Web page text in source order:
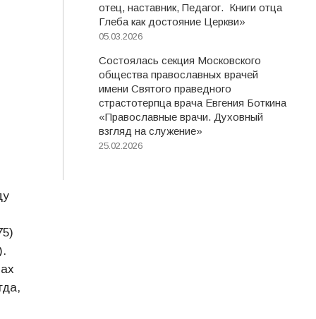
отец, наставник, Педагог. Книги отца
Глеба как достояние Церкви»
05.03.2026
Состоялась секция Московского
общества православных врачей
имени Святого праведного
страстотерпца врача Евгения Боткина
«Православные врачи. Духовный
взгляд на служение»
25.02.2026